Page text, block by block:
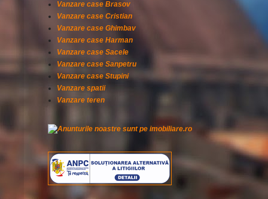
Vanzare case Brasov
Vanzare case Cristian
Vanzare case Ghimbav
Vanzare case Harman
Vanzare case Sacele
Vanzare case Sanpetru
Vanzare case Stupini
Vanzare spatii
Vanzare teren